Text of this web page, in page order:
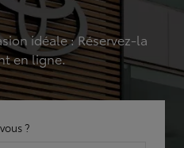
idéale : Réservez-la
en ligne.
?